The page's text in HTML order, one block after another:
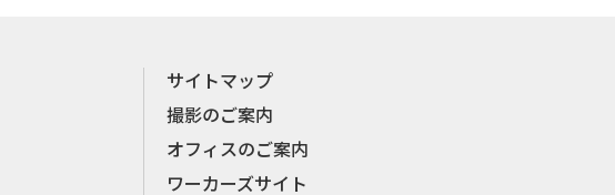
サイトマップ
撮影のご案内
オフィスのご案内
ワーカーズサイト